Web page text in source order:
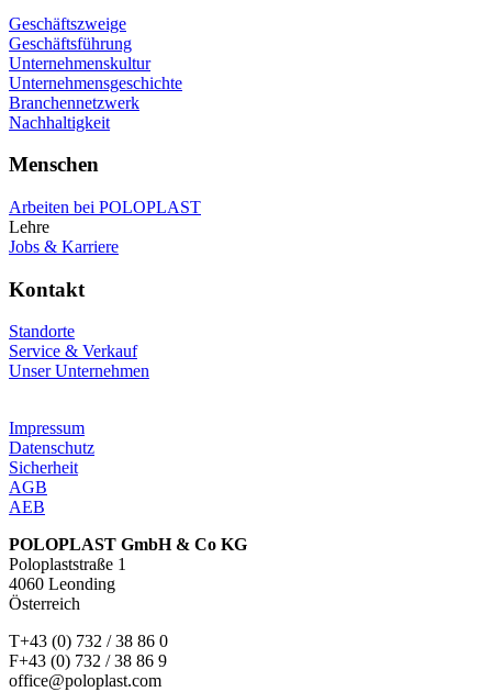
Geschäftszweige
Geschäftsführung
Unternehmenskultur
Unternehmensgeschichte
Branchennetzwerk
Nachhaltigkeit
Menschen
Arbeiten bei POLOPLAST
Lehre
Jobs & Karriere
Kontakt
Standorte
Service & Verkauf
Unser Unternehmen
Impressum
Datenschutz
Sicherheit
AGB
AEB
POLOPLAST GmbH & Co KG
Poloplaststraße 1
4060 Leonding
Österreich
T+43 (0) 732 / 38 86 0
F+43 (0) 732 / 38 86 9
office@poloplast.com